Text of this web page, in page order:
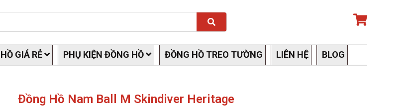
Search
GIÁ RẺ PHỤ KIỆN ĐỒNG HỒ ĐỒNG HỒ TREO TƯỜNG LIÊN HỆ BLOG
Đồng Hồ Nam Ball M Skindiver Heritage